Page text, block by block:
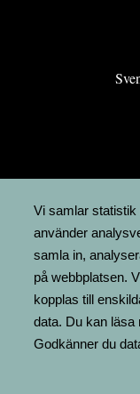
Vi samlar statistik
använder
samla in,
på webbplatsen.
kopplas till
data. Du kan läsa
Godkänner du